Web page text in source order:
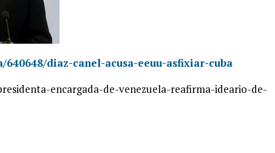
diaz-canel-acusa-eeuu-asfixiar-cuba
encargada-de-venezuela-reafirma-ideario-de-